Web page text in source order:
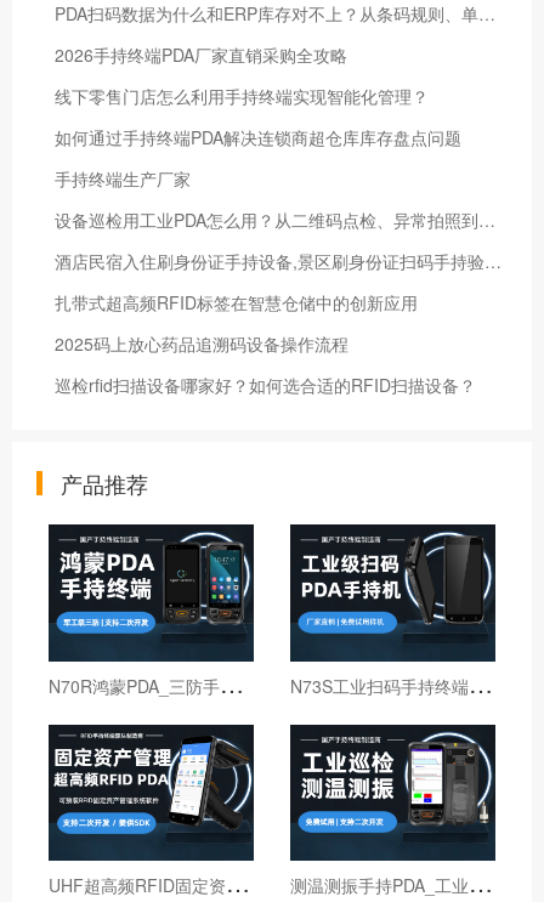
PDA扫码数据为什么和ERP库存对不上？从条码规则、单据状态到异常回滚的排查清单
2026手持终端PDA厂家直销采购全攻略
线下零售门店怎么利用手持终端实现智能化管理？
如何通过手持终端PDA解决连锁商超仓库库存盘点问题
手持终端生产厂家
设备巡检用工业PDA怎么用？从二维码点检、异常拍照到维修记录闭环
酒店民宿入住刷身份证手持设备,景区刷身份证扫码手持验票机
扎带式超高频RFID标签在智慧仓储中的创新应用
2025码上放心药品追溯码设备操作流程
巡检rfid扫描设备哪家好？如何选合适的RFID扫描设备？
产品推荐
N
70R鸿蒙PDA_三防手持PDA终端_国产鸿蒙手持终端 N
73S工业扫码手持终端｜6寸仓库出入库PDA扫码枪
U
HF超高频RFID固定资产管理手持终端机 测
温测振手持PDA_工业巡检手持终端机_红外线测温PDA